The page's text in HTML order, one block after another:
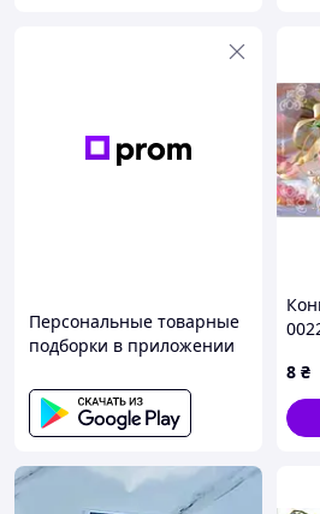
Персональные товарные
подборки в приложении
8 ₴